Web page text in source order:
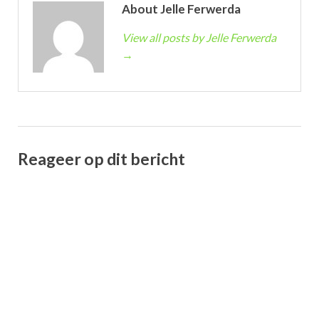
About Jelle Ferwerda
View all posts by Jelle Ferwerda
→
Reageer op dit bericht